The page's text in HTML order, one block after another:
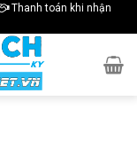
Thanh toán khi nhận